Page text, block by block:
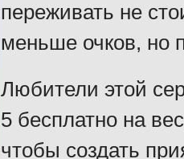
переживать не
меньше очков, но
Любители этой
5 бесплатно на
чтобы создать